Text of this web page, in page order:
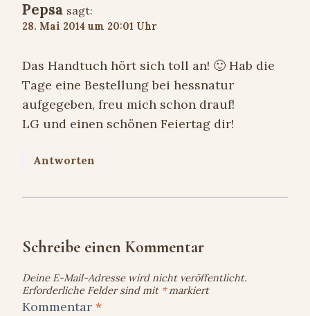
Pepsa sagt:
28. Mai 2014 um 20:01 Uhr
Das Handtuch hört sich toll an! 🙂 Hab die
Tage eine Bestellung bei hessnatur
aufgegeben, freu mich schon drauf!
LG und einen schönen Feiertag dir!
Antworten
Schreibe einen Kommentar
Deine E-Mail-Adresse wird nicht veröffentlicht.
Erforderliche Felder sind mit *markiert
Kommentar *